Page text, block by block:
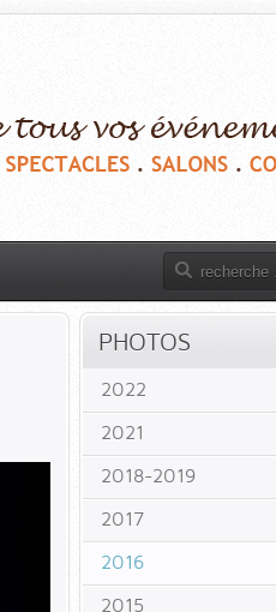
PHOTOS
2022
2021
2018-2019
2017
2016
2015